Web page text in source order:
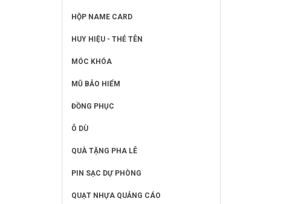
HỘP NAME CARD
HUY HIỆU - THẺ TÊN
MÓC KHÓA
MŨ BẢO HIỂM
ĐỒNG PHỤC
Ô DÙ
QUÀ TẶNG PHA LÊ
PIN SẠC DỰ PHÒNG
QUẠT NHỰA QUẢNG CÁO